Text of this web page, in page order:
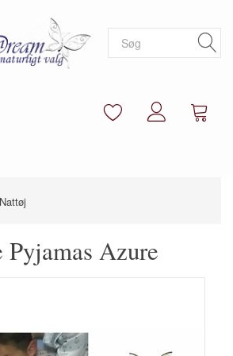
Pyjamas Azure